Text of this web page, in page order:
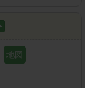
地図